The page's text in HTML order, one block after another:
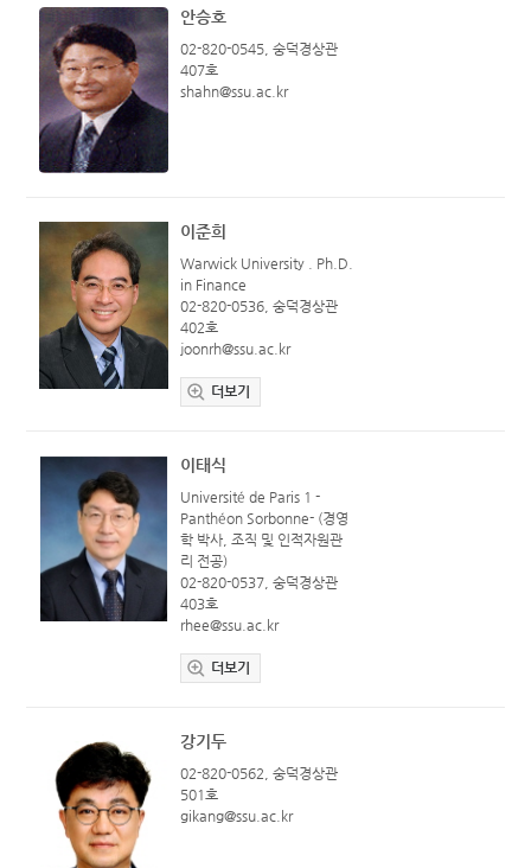
안승호
02-820-0545, 숭덕경상관
407호
shahn@ssu.ac.kr
이준희
Warwick University . Ph.D.
in Finance
02-820-0536, 숭덕경상관
402호
joonrh@ssu.ac.kr
더보기
이태식
Université de Paris 1 -
Panthéon Sorbonne- (경영
학 박사, 조직 및 인적자원관
리 전공)
02-820-0537, 숭덕경상관
403호
rhee@ssu.ac.kr
더보기
강기두
02-820-0562, 숭덕경상관
501호
gikang@ssu.ac.kr